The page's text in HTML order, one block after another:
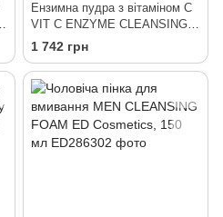
Ензимна пудра з вітаміном С
VIT C ENZYME CLEANSING
POWDER ED Cosmetics, 60 г
1 742 грн